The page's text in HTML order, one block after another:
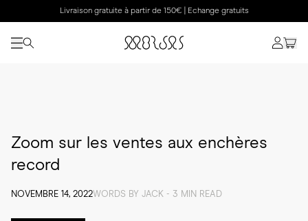
Livraison gratuite à partir de 150€ | Echange gratuits
Zoom sur les ventes aux enchères
record
NOVEMBRE 14, 2022WORDS BY JACK - 3 MIN READ